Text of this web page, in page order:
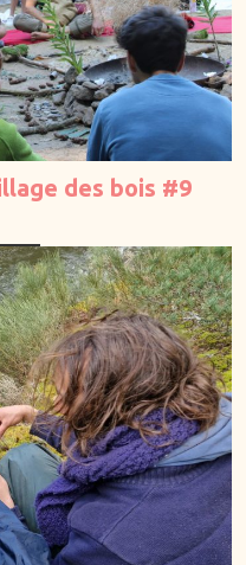
des bois #9